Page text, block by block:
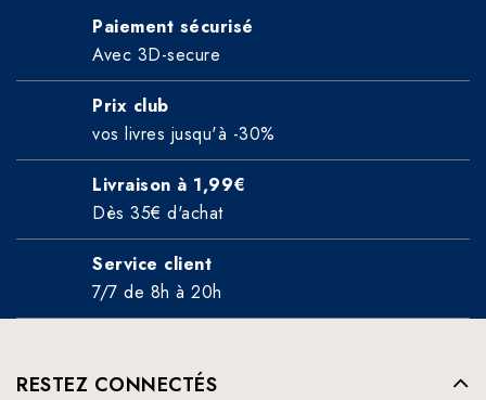
Paiement sécurisé
Avec 3D-secure
Prix club
vos livres jusqu'à -30%
Livraison à 1,99€
Dès 35€ d'achat
Service client
7/7 de 8h à 20h
RESTEZ CONNECTÉS